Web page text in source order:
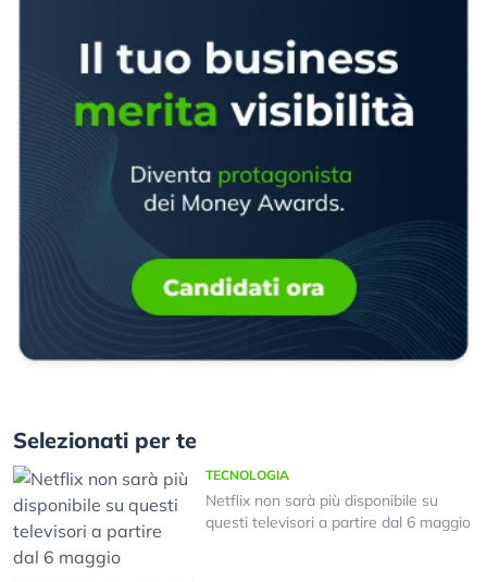
Selezionati per te
TECNOLOGIA
Netflix non sarà più disponibile su
questi televisori a partire dal 6 maggio